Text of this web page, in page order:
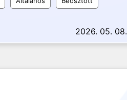
2026. 05. 08.